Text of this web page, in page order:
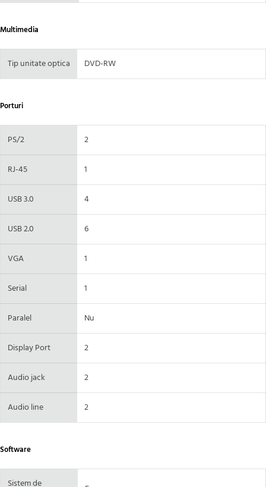
Multimedia
Tip unitate optica DVD-RW
Porturi
PS/2 2
RJ-45 1
USB 3.0 4
USB 2.0 6
VGA 1
Serial 1
Paralel Nu
Display Port 2
Audio jack 2
Audio line 2
Software
Sistem de